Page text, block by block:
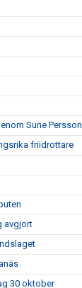
Sune Persson
friidrottare
avgjort
30 oktober